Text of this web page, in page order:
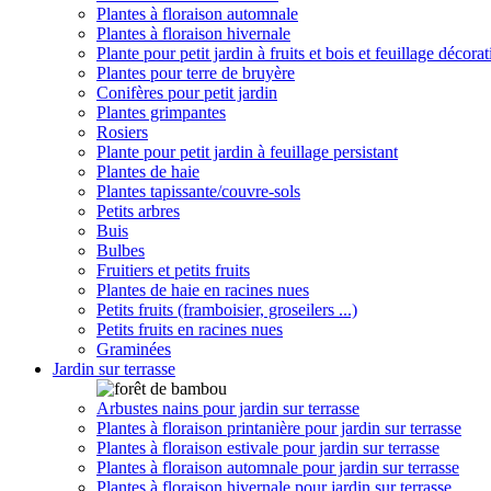
Plantes à floraison automnale
Plantes à floraison hivernale
Plante pour petit jardin à fruits et bois et feuillage
Plantes pour terre de bruyère
Conifères pour petit jardin
Plantes grimpantes
Rosiers
Plante pour petit jardin à feuillage persistant
Plantes de haie
Plantes tapissante/couvre-sols
Petits arbres
Buis
Bulbes
Fruitiers et petits fruits
Plantes de haie en racines nues
Petits fruits (framboisier, groseilers ...)
Petits fruits en racines nues
Graminées
Jardin sur terrasse
Arbustes nains pour jardin sur terrasse
Plantes à floraison printanière pour jardin sur terrasse
Plantes à floraison estivale pour jardin sur terrasse
Plantes à floraison automnale pour jardin sur terrasse
Plantes à floraison hivernale pour jardin sur terrasse